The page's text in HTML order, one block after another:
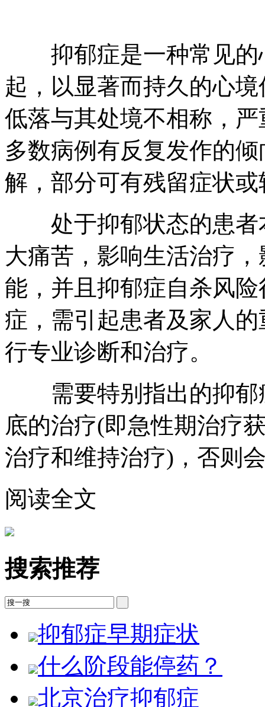
抑郁症是一种常见的
起，以显著而持久的心
低落与其处境不相称，
多数病例有反复发作的
解，部分可有残留症状
处于抑郁状态的患者
大痛苦，影响生活治疗
能，并且抑郁症自杀风
症，需引起患者及家人
行专业诊断和治疗。
需要特别指出的抑郁
底的治疗(即急性期治疗
治疗和维持治疗)，否则
阅读全文
搜索推荐
抑郁症早期症状
什么阶段能停药？
北京治疗抑郁症